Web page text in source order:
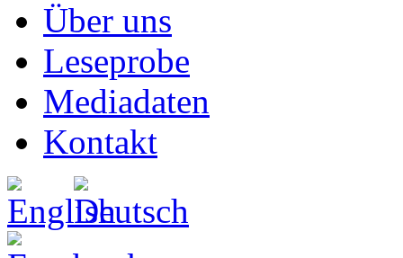
Über uns
Leseprobe
Mediadaten
Kontakt